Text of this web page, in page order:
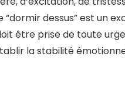
dessus” est un
être prise de toute
la stabilité